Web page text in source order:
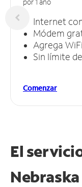
Internet
Módem
Agrega
Sin límite
Comenzar
El